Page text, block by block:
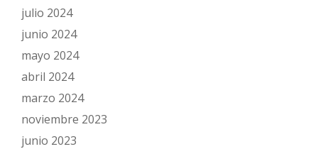
julio 2024
junio 2024
mayo 2024
abril 2024
marzo 2024
noviembre 2023
junio 2023